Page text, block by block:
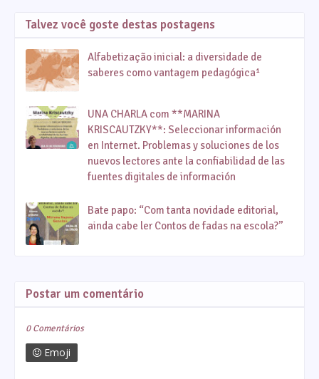
Talvez você goste destas postagens
Alfabetização inicial: a diversidade de
saberes como vantagem pedagógica¹
UNA CHARLA com **MARINA
KRISCAUTZKY**: Seleccionar información
en Internet. Problemas y soluciones de los
nuevos lectores ante la confiabilidad de las
fuentes digitales de información
Bate papo: “Com tanta novidade editorial,
ainda cabe ler Contos de fadas na escola?”
Postar um comentário
0 Comentários
Emoji